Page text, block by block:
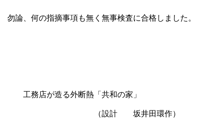
勿論、何の指摘事項も無く無事検査に合格しました。
工務店が造る外断熱「共和の家」
（設計 坂井田環作）